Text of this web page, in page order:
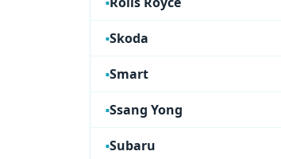
Skoda
Smart
Ssang Yong
Subaru